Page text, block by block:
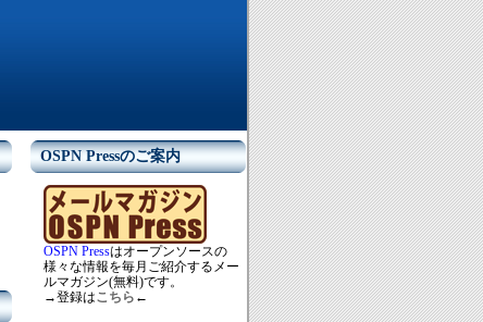
OSPN Pressのご案内
OSPN Pressはオープンソースの
様々な情報を毎月ご紹介するメー
ルマガジン(無料)です。
→登録はこちら ←